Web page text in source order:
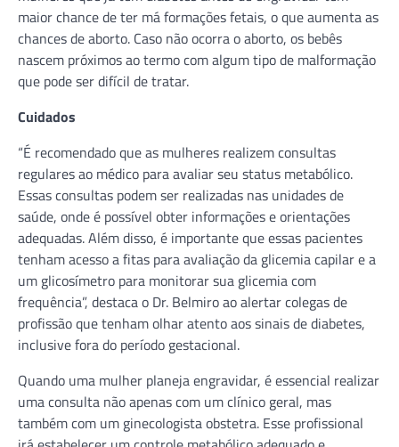
maior chance de ter má formações fetais, o que aumenta as
chances de aborto. Caso não ocorra o aborto, os bebês
nascem próximos ao termo com algum tipo de malformação
que pode ser difícil de tratar.
Cuidados
“É recomendado que as mulheres realizem consultas
regulares ao médico para avaliar seu status metabólico.
Essas consultas podem ser realizadas nas unidades de
saúde, onde é possível obter informações e orientações
adequadas. Além disso, é importante que essas pacientes
tenham acesso a fitas para avaliação da glicemia capilar e a
um glicosímetro para monitorar sua glicemia com
frequência”, destaca o Dr. Belmiro ao alertar colegas de
profissão que tenham olhar atento aos sinais de diabetes,
inclusive fora do período gestacional.
Quando uma mulher planeja engravidar, é essencial realizar
uma consulta não apenas com um clínico geral, mas
também com um ginecologista obstetra. Esse profissional